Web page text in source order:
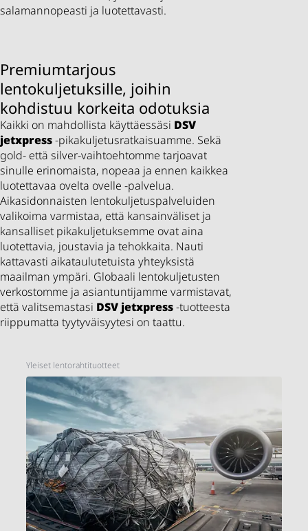
salamannopeasti ja luotettavasti.
Premiumtarjous
lentokuljetuksille, joihin
kohdistuu korkeita odotuksia
Kaikki on mahdollista käyttäessäsi DSV
jetxpress-pikakuljetusratkaisuamme. Sekä
gold- että silver-vaihtoehtomme tarjoavat
sinulle erinomaista, nopeaa ja ennen kaikkea
luotettavaa ovelta ovelle -palvelua.
Aikasidonnaisten lentokuljetuspalveluiden
valikoima varmistaa, että kansainväliset ja
kansalliset pikakuljetuksemme ovat aina
luotettavia, joustavia ja tehokkaita. Nauti
kattavasti aikataulutetuista yhteyksistä
maailman ympäri. Globaali lentokuljetusten
verkostomme ja asiantuntijamme varmistavat,
että valitsemastasi DSV jetxpress-tuotteesta
riippumatta tyytyväisyytesi on taattu.
Yleiset lentorahtituotteet